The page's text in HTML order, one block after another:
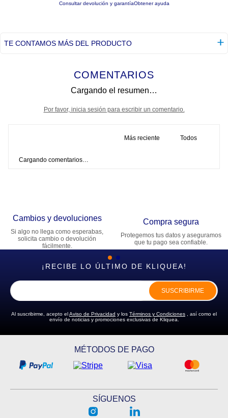
Consultar devolución y garantíaObtener ayuda
TE CONTAMOS MÁS DEL PRODUCTO
COMENTARIOS
Cargando el resumen…
Por favor, inicia sesión para escribir un comentario.
Más reciente Todos
Cargando comentarios…
Cambios y devoluciones
Si algo no llega como esperabas,
solicita cambio o devolución
fácilmente.
Compra segura
Protegemos tus datos y aseguramos
que tu pago sea confiable.
¡RECIBE LO ÚLTIMO DE KLIQUEA!
SUSCRIBIRME
Al suscribirme, acepto elAviso de Privacidad y los Términos y Condiciones , así como el
envío de noticias y promociones exclusivas de Kliquea.
MÉTODOS DE PAGO
SÍGUENOS